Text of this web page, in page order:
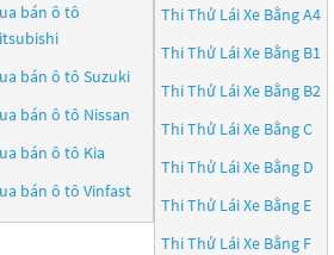
bán ô tô
bán ô tô Suzuki
bán ô tô Nissan
bán ô tô Kia
bán ô tô Vinfast
Thi Thử Lái Xe Bằng A4
Thi Thử Lái Xe Bằng B1
Thi Thử Lái Xe Bằng B2
Thi Thử Lái Xe Bằng C
Thi Thử Lái Xe Bằng D
Thi Thử Lái Xe Bằng E
Thi Thử Lái Xe Bằng F